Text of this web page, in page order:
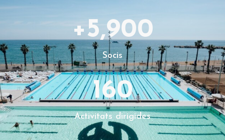
Socis
+5,900
Activitats dirigides
160